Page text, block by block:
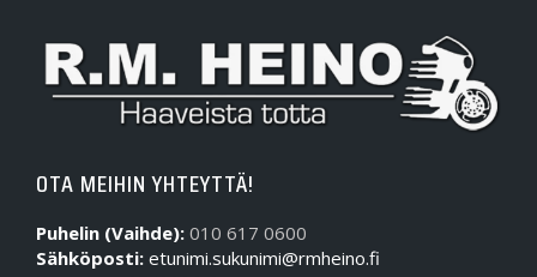
OTA MEIHIN YHTEYTTÄ!
Puhelin (Vaihde): 010 617 0600
Sähköposti: etunimi.sukunimi@rmheino.fi